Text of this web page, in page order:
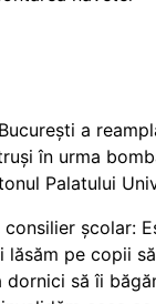
a
în urma
Palatului
consilier școlar:
lăsăm pe copii
dornici să îi